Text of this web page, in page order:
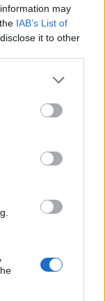
may
IAB’s List of
it to other
azok száma...
belüli